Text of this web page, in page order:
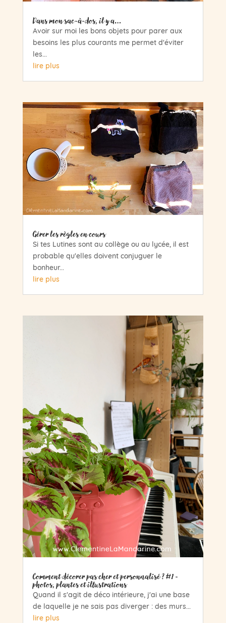
Dans mon sac-à-dos, il y a…
Avoir sur moi les bons objets pour parer aux
besoins les plus courants me permet d'éviter
les...
lire plus
Gérer les règles en cours
Si tes Lutines sont au collège ou au lycée, il est
probable qu'elles doivent conjuguer le
bonheur...
lire plus
Comment décorer pas cher et personnalisé ? #1 -
photos, plantes et illustrations
Quand il s'agit de déco intérieure, j'ai une base
de laquelle je ne sais pas diverger : des murs...
lire plus